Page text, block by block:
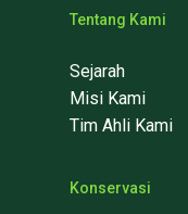
Tentang Kami
Sejarah
Misi Kami
Tim Ahli Kami
Konservasi